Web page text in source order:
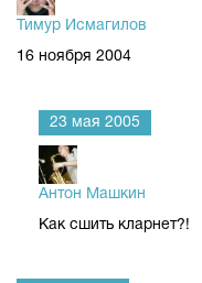
Тимур Исмагилов
16 ноября 2004
23 мая 2005
Антон Машкин
Как сшить кларнет?!